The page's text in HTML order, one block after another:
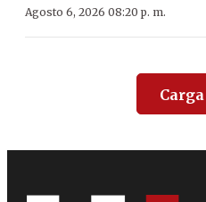
Agosto 6, 2026 08:20 p. m.